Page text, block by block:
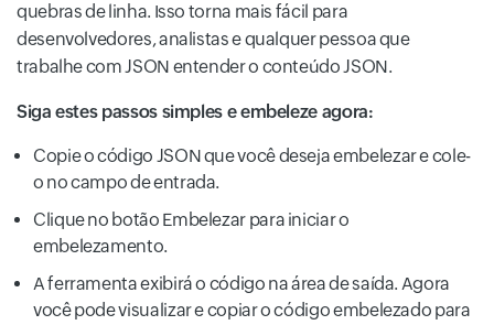
quebras de linha. Isso torna mais fácil para
desenvolvedores, analistas e qualquer pessoa que
trabalhe com JSON entender o conteúdo JSON.
Siga estes passos simples e embeleze agora:
Copie o código JSON que você deseja embelezar e cole-
o no campo de entrada.
Clique no botão Embelezar para iniciar o
embelezamento.
A ferramenta exibirá o código na área de saída. Agora
você pode visualizar e copiar o código embelezado para